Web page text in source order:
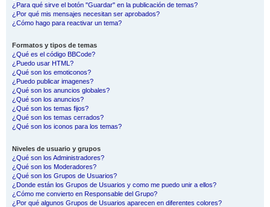
¿Para qué sirve el botón "Guardar" en la publicación de temas?
¿Por qué mis mensajes necesitan ser aprobados?
¿Cómo hago para reactivar un tema?
Formatos y tipos de temas
¿Qué es el código BBCode?
¿Puedo usar HTML?
¿Qué son los emoticonos?
¿Puedo publicar imagenes?
¿Qué son los anuncios globales?
¿Qué son los anuncios?
¿Qué son los temas fijos?
¿Qué son los temas cerrados?
¿Qué son los iconos para los temas?
Niveles de usuario y grupos
¿Qué son los Administradores?
¿Qué son los Moderadores?
¿Qué son los Grupos de Usuarios?
¿Donde están los Grupos de Usuarios y como me puedo unir a ellos?
¿Cómo me convierto en Responsable del Grupo?
¿Por qué algunos Grupos de Usuarios aparecen en diferentes colores?